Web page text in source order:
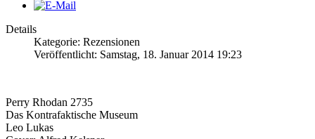
Details
Kategorie: Rezensionen
Veröffentlicht: Samstag, 18. Januar 2014 19:23
Perry Rhodan 2735
Das Kontrafaktische Museum
Leo Lukas